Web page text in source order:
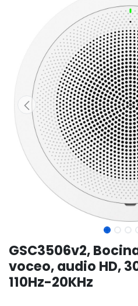
GSC3506v2,
voceo, audio HD,
110Hz-20KHz